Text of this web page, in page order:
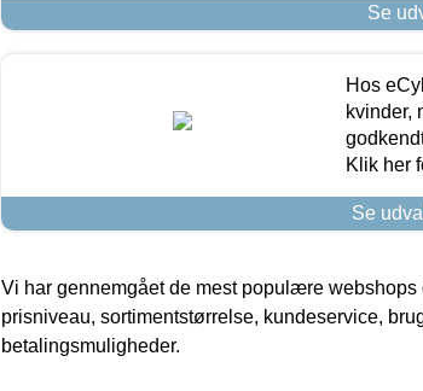
Se
Hos
kvinder,
Klik her
Se
Vi har gennemgået de mest populære
prisniveau, sortimentstørrelse, kundeservice,
betalingsmuligheder.